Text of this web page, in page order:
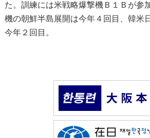
た。訓練には米戦略爆撃機Ｂ１Ｂが参
機の朝鮮半島展開は今年４回目、韓米
今年２回目。